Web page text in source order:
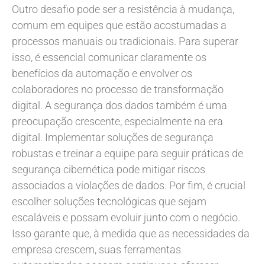
Outro desafio pode ser a resistência à mudança,
comum em equipes que estão acostumadas a
processos manuais ou tradicionais. Para superar
isso, é essencial comunicar claramente os
benefícios da automação e envolver os
colaboradores no processo de transformação
digital. A segurança dos dados também é uma
preocupação crescente, especialmente na era
digital. Implementar soluções de segurança
robustas e treinar a equipe para seguir práticas de
segurança cibernética pode mitigar riscos
associados a violações de dados. Por fim, é crucial
escolher soluções tecnológicas que sejam
escaláveis e possam evoluir junto com o negócio.
Isso garante que, à medida que as necessidades da
empresa crescem, suas ferramentas